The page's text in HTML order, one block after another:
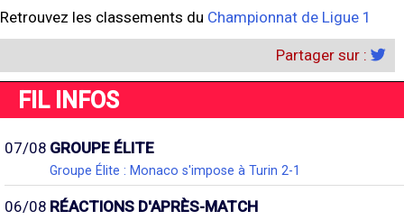
Retrouvez les classements du Championnat de Ligue 1
Partager sur :
FIL INFOS
07/08 GROUPE ÉLITE
Groupe Élite : Monaco s'impose à Turin 2-1
06/08 RÉACTIONS D'APRÈS-MATCH